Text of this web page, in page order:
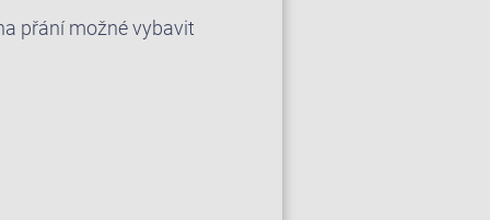
přání možné vybavit